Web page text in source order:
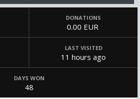
DONATIONS
0.00 EUR
LAST VISITED
11 hours ago
DAYS WON
48